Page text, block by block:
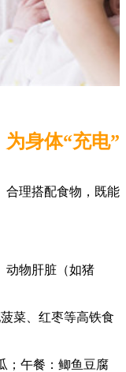
身体“充电”
合理搭配食物，既能
动物肝脏（如猪
菜、红枣等高铁食
；午餐：鲫鱼豆腐